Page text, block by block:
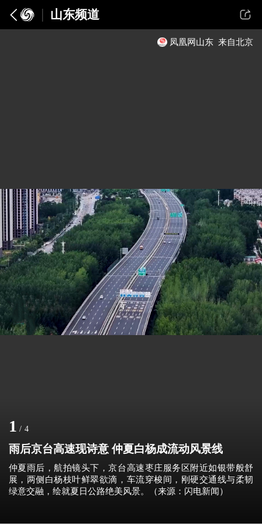
山东频道
凤凰网山东 来自北京
1 / 4
雨后京台高速现诗意 仲夏白杨成流动风景线
仲夏雨后，航拍镜头下，京台高速枣庄服务区附近如银带般舒
展，两侧白杨枝叶鲜翠欲滴，车流穿梭间，刚硬交通线与柔韧
绿意交融，绘就夏日公路绝美风景。（来源：闪电新闻）